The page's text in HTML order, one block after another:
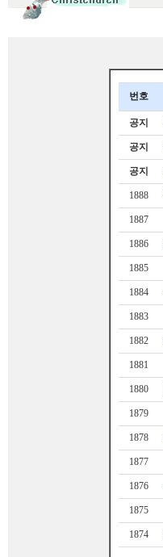
번호
공지
공지
공지
1888
1887
1886
1885
1884
1883
1882
1881
1880
1879
1878
1877
1876
1875
1874